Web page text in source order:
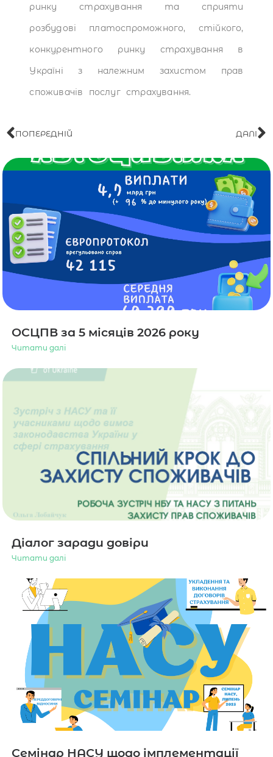
ринку страхування та сприяти
розбудові платоспроможного, стійкого,
конкурентного ринку страхування в
Україні з належним захистом прав
споживачів послуг страхування.
ПОПЕРЕДНІЙ ДАЛІ
ОСЦПВ за 5 місяців 2026 року
Читати далі
Діалог заради довіри
Читати далі
Семінар НАСУ щодо імплементації